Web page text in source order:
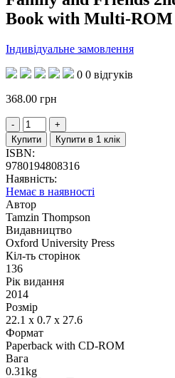
Book with Multi-ROM
Індивідуальне замовлення
0 0 відгуків
368.00 грн
Купити Купити в 1 клік
ISBN:
9780194808316
Наявність:
Немає в наявності
Автор
Tamzin Thompson
Видавництво
Oxford University Press
Кіл-ть сторінок
136
Рік видання
2014
Розмір
22.1 x 0.7 x 27.6
Формат
Paperback with CD-ROM
Вага
0.31kg